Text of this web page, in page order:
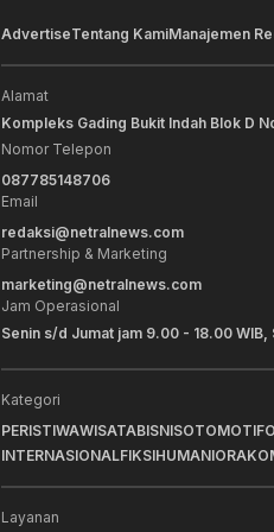
AdvertiseTentang KamiManajemen
Alamat
Kompleks Gading Bukit Indah Blok D
Nomor Telepon
087785148706
Email
redaksi@netralnews.com
Partnership & Marketing
marketing@netralnews.com
Jam Operasional
Senin s/d Jumat jam 9.00 - 18.00
Kategori
PERISTIWAWISATABISNISOTOMOTIF
INTERNASIONALFIKSIHUMANIORA
Layanan